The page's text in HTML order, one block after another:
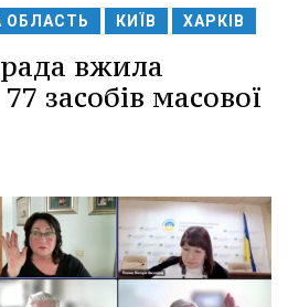
ОБЛАСТЬ КИЇВ ХАРКІВ
вжила
засобів масової